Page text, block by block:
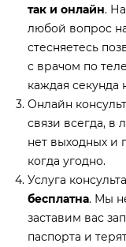
так и онлайн.
любой вопрос
стесняетесь
с врачом по
каждая секунда
Онлайн
связи всегда, в
нет выходных и
когда угодно.
Услуга
бесплатна. Мы
заставим вас
паспорта и